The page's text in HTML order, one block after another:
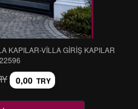
KAPILAR-VİLLA GİRİŞ KAPILAR
0,00 TRY